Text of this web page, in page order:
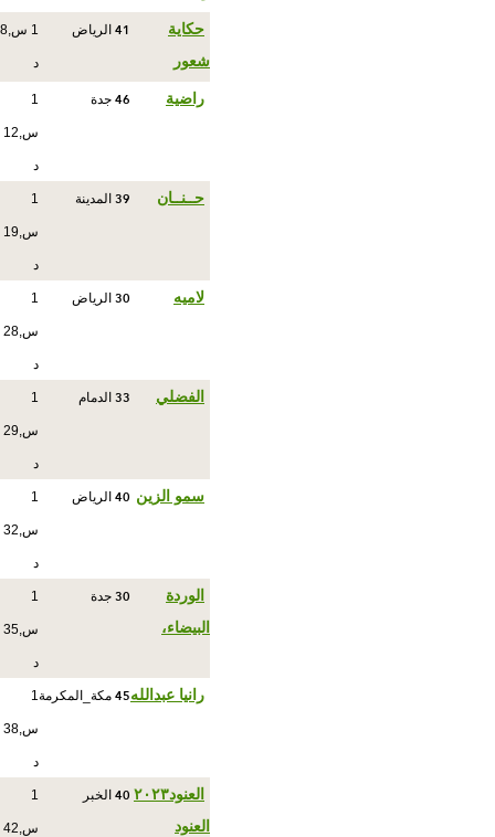
حكاية
شعور
41 الرياض 1 س,8
د
راضية 46 جدة 1
س,12
د
حــنــان 39 المدينة 1
س,19
د
لاميه 30 الرياض 1
س,28
د
الفضلي 33 الدمام 1
س,29
د
سمو الزين 40 الرياض 1
س,32
د
الوردة
البيضاء،
30 جدة 1
س,35
د
رانيا عبدالله45 مكة_المكرمة1
س,38
د
العنود٢٠٢٣
العنود
40 الخبر 1
س,42